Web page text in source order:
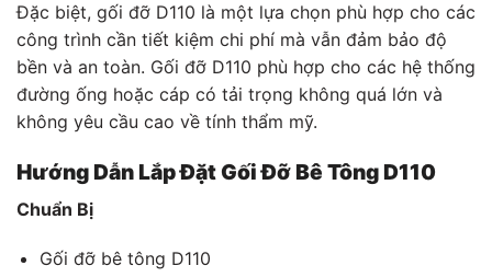
Đặc biệt, gối đỡ D110 là một lựa chọn phù hợp cho các
công trình cần tiết kiệm chi phí mà vẫn đảm bảo độ
bền và an toàn. Gối đỡ D110 phù hợp cho các hệ thống
đường ống hoặc cáp có tải trọng không quá lớn và
không yêu cầu cao về tính thẩm mỹ.
Hướng Dẫn Lắp Đặt Gối Đỡ Bê Tông D110
Chuẩn Bị
Gối đỡ bê tông D110